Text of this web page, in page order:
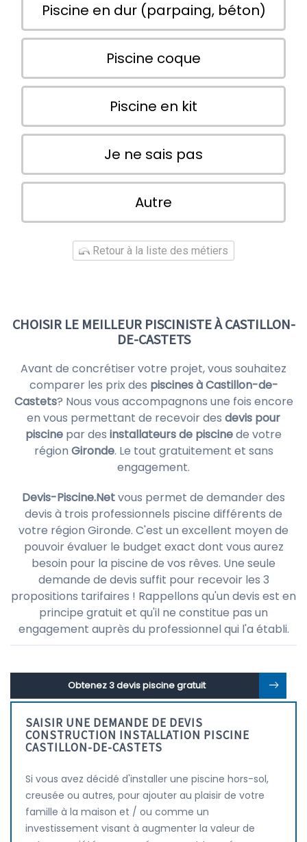
Piscine en dur (parpaing, béton)
Piscine coque
Piscine en kit
Je ne sais pas
Autre
Retour à la liste des métiers
CHOISIR LE MEILLEUR PISCINISTE À CASTILLON-
DE-CASTETS
Avant de concrétiser votre projet, vous souhaitez
comparer les prix des piscines à Castillon-de-
Castets? Nous vous accompagnons une fois encore
en vous permettant de recevoir des devis pour
piscine par des installateurs de piscinede votre
région Gironde. Le tout gratuitement et sans
engagement.
Devis-Piscine.Netvous permet de demander des
devis à trois professionnels piscine différents de
votre région Gironde. C'est un excellent moyen de
pouvoir évaluer le budget exact dont vous aurez
besoin pour la piscine de vos rêves. Une seule
demande de devis suffit pour recevoir les 3
propositions tarifaires ! Rappellons qu'un devis est en
principe gratuit et qu'il ne constitue pas un
engagement auprès du professionnel qui l'a établi.
Obtenez 3 devis piscine gratuit
SAISIR UNE DEMANDE DE DEVIS
CONSTRUCTION INSTALLATION PISCINE
CASTILLON-DE-CASTETS
Si vous avez décidé d'installer une piscine hors-sol,
creusée ou autres, pour ajouter au plaisir de votre
famille à la maison et / ou comme un
investissement visant à augmenter la valeur de